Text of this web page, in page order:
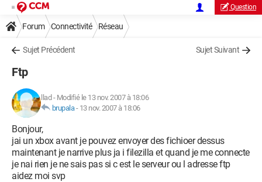
Question
Forum Connectivité Réseau
Sujet Précédent Sujet Suivant
Ftp
llad - Modifié le 13 nov. 2007 à 18:06
brupala- 13 nov. 2007 à 18:06
Bonjour,
jai un xbox avant je pouvez envoyer des fichioer dessus
maintenant je narrive plus ja i filezilla et quand je me connecte
je nai rien je ne sais pas si c est le serveur ou l adresse ftp
aidez moi svp